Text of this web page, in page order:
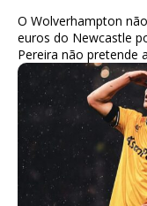
O Wolverhampton
euros do Newcastle
Pereira não pretende